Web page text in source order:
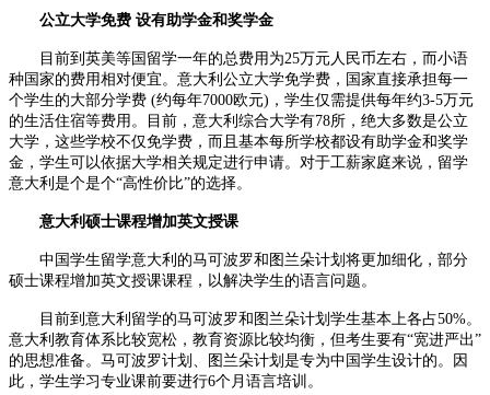
公立大学免费 设有助学金和奖学金
目前到英美等国留学一年的总费用为25万元人民币左右，而小语
种国家的费用相对便宜。意大利公立大学免学费，国家直接承担每一
个学生的大部分学费 (约每年7000欧元)，学生仅需提供每年约3-5万元
的生活住宿等费用。目前，意大利综合大学有78所，绝大多数是公立
大学，这些学校不仅免学费，而且基本每所学校都设有助学金和奖学
金，学生可以依据大学相关规定进行申请。对于工薪家庭来说，留学
意大利是个是个“高性价比”的选择。
意大利硕士课程增加英文授课
中国学生留学意大利的马可波罗和图兰朵计划将更加细化，部分
硕士课程增加英文授课课程，以解决学生的语言问题。
目前到意大利留学的马可波罗和图兰朵计划学生基本上各占50%。
意大利教育体系比较宽松，教育资源比较均衡，但考生要有“宽进严出”
的思想准备。马可波罗计划、图兰朵计划是专为中国学生设计的。因
此，学生学习专业课前要进行6个月语言培训。